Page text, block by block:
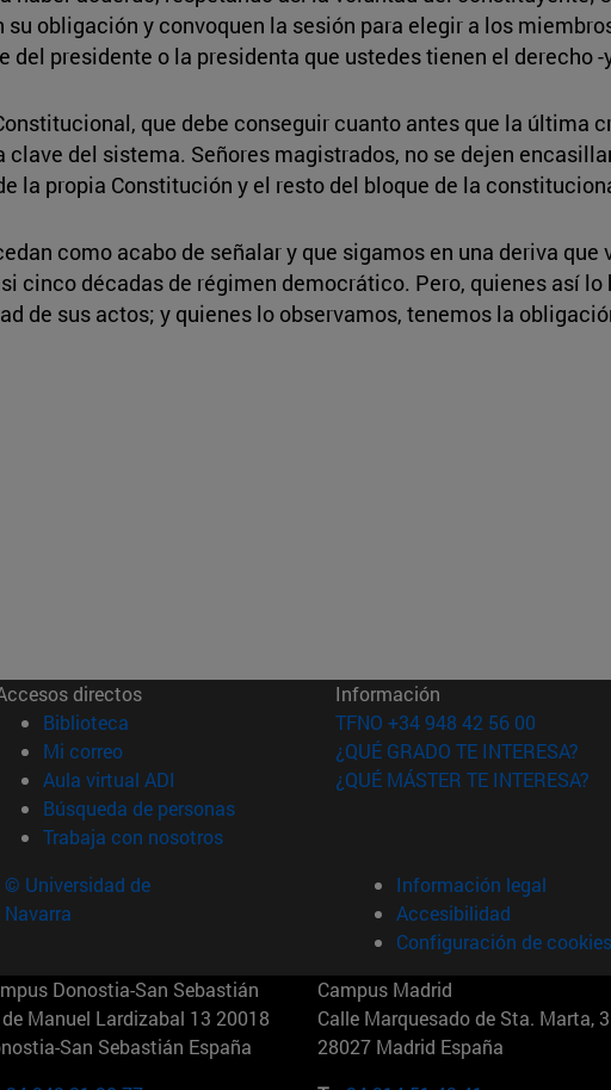
obligación y convoquen la sesión para elegir a los
del presidente o la presidenta que ustedes tienen el derecho
que debe conseguir cuanto antes que la última
del sistema. Señores magistrados, no se dejen
la propia Constitución y el resto del bloque de la
como acabo de señalar y que sigamos en una deriva que
cinco décadas de régimen democrático. Pero, quienes así lo
de sus actos; y quienes lo observamos, tenemos la
directos
Biblioteca (abre en nueva ventana)
Mi correo(abre en nueva ventana)
Aula virtual ADI (abre en nueva ventana)
Búsqueda de personas(abre en nueva ventana)
Trabaja con nosotros(abre en nueva ventana)
Información
TFNO +34 948 42 56 00
¿QUÉ GRADO TE INTERESA?
¿QUÉ MÁSTER TE INTERESA?
© Universidad de
Navarra
Información legal
Accesibilidad
Configuración de cookies
Donostia-San Sebastián
de Manuel Lardizabal 13 20018
San Sebastián España
Campus Madrid
Calle Marquesado de Sta. Marta, 3
28027 Madrid España